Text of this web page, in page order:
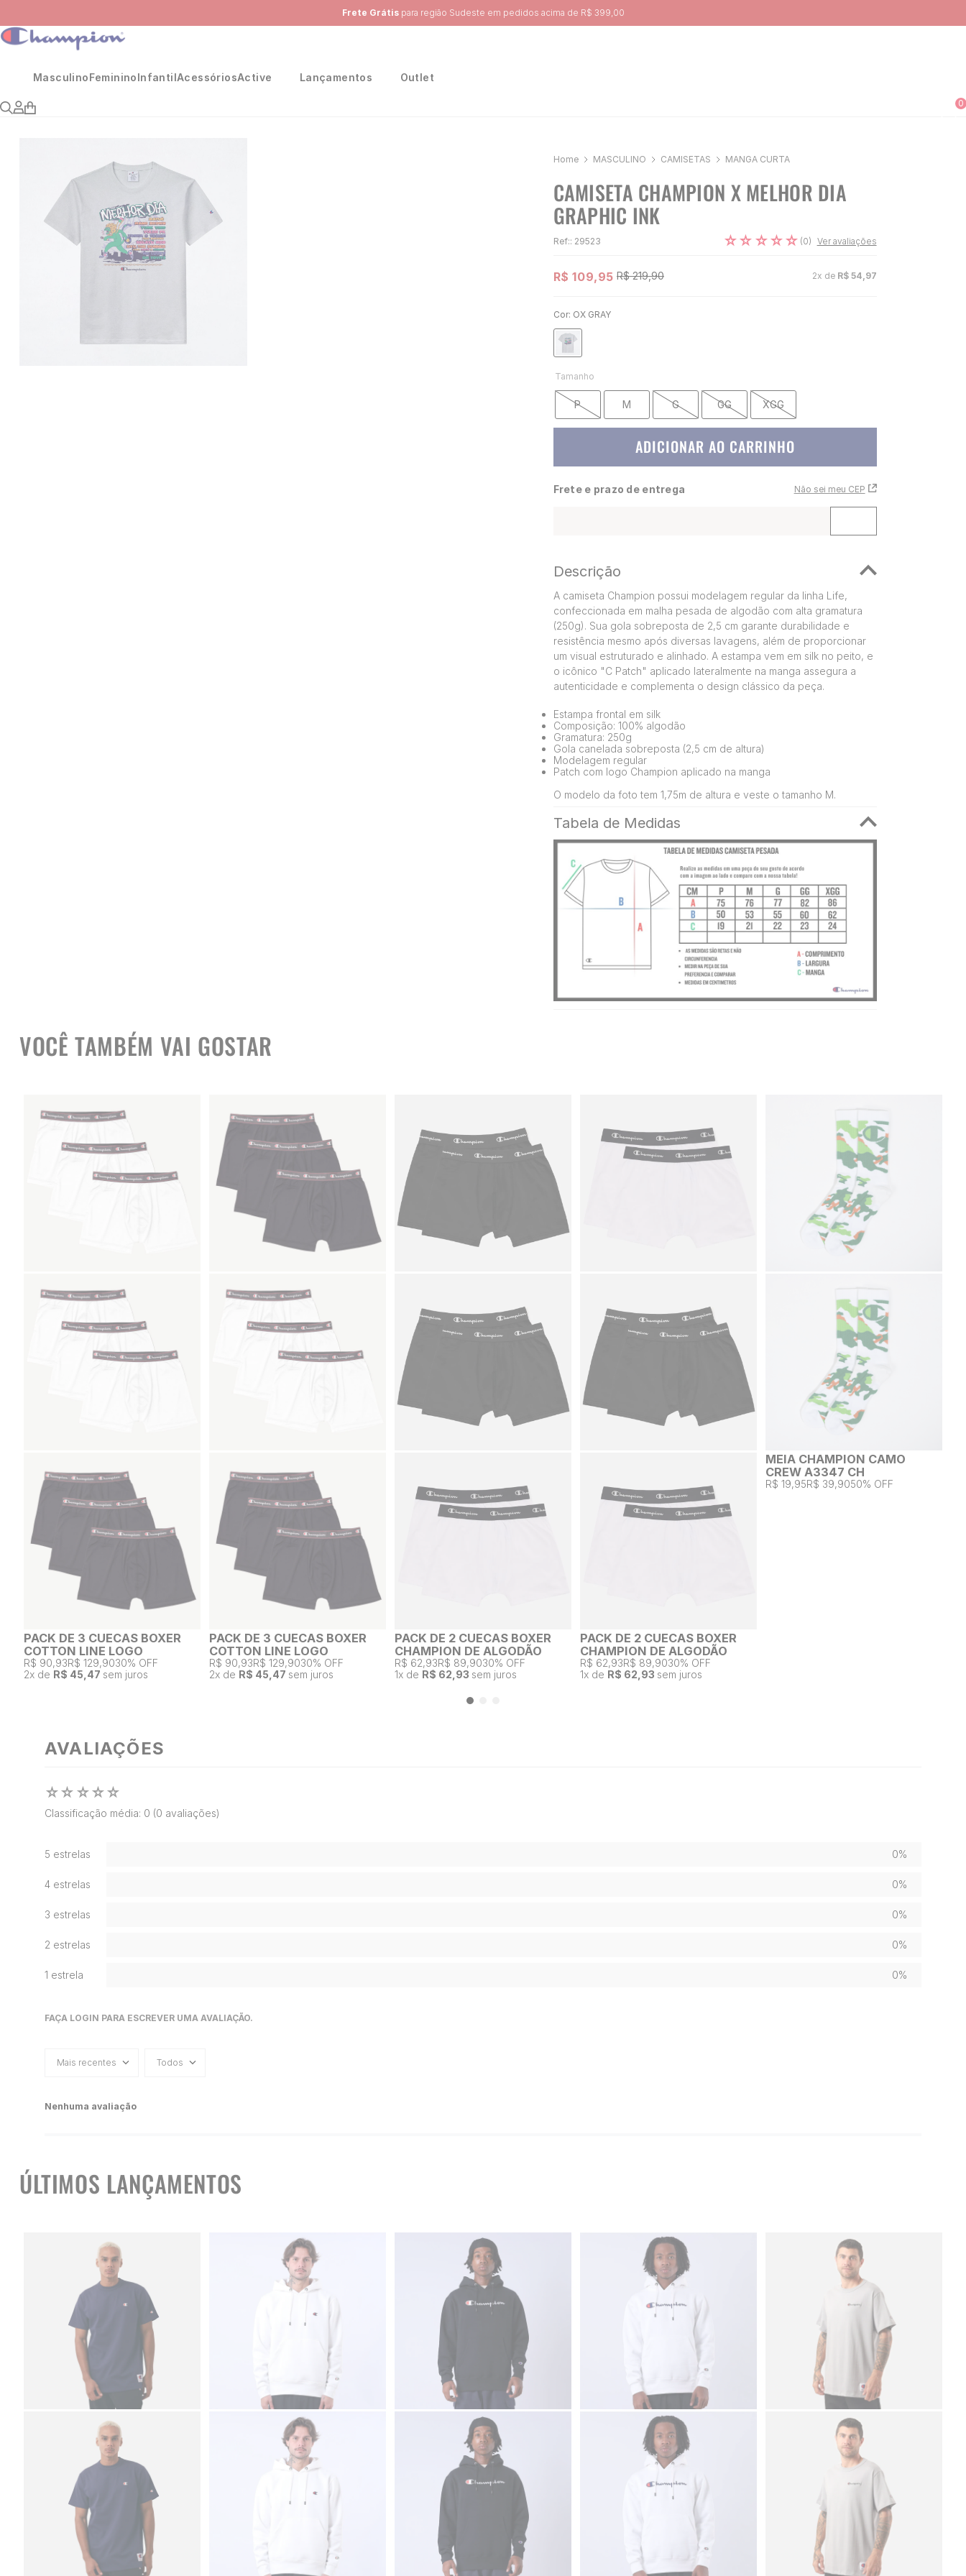
Ganhe 10% na primeira compra, utilizando o cupom: PRIMEIRA10
MasculinoFemininoInfantilAcessóriosActive Lançamentos Outlet
0
MASCULINO CAMISETAS MANGA CURTA
CAMISETA CHAMPION X MELHOR DIA
GRAPHIC INK
Ref:: 29523 ☆☆ ☆☆☆ (0) Ver avaliações
R$ 109,95 R$ 219,90 2x de R$ 54 97
Cor: OX GRAY
Tamanho
P M G GG XGG
ADICIONAR AO CARRINHO
Frete e prazo de entrega Não sei meu CEP
Descrição
A camiseta Champion possui modelagem regular da linha Life,
confeccionada em malha pesada de algodão com alta gramatura
(250g). Sua gola sobreposta de 2,5 cm garante durabilidade e
resistência mesmo após diversas lavagens, além de proporcionar
um visual estruturado e alinhado. A estampa vem em silk no peito, e
o icônico "C Patch" aplicado lateralmente na manga assegura a
autenticidade e complementa o design clássico da peça.
Estampa frontal em silk
Composição: 100% algodão
Gramatura: 250g
Gola canelada sobreposta (2,5 cm de altura)
Modelagem regular
Patch com logo Champion aplicado na manga
O modelo da foto tem 1,75m de altura e veste o tamanho M.
Tabela de Medidas
VOCÊ TAMBÉM VAI GOSTAR
PACK DE 3 CUECAS BOXER
COTTON LINE LOGO
R$ 90,93R$ 129,9030% OFF
2x de R$ 45,47 sem juros
PACK DE 3 CUECAS BOXER
COTTON LINE LOGO
R$ 90,93R$ 129,9030% OFF
2x de R$ 45,47 sem juros
PACK DE 2 CUECAS BOXER
CHAMPION DE ALGODÃO
R$ 62,93R$ 89,9030% OFF
1x de R$ 62,93 sem juros
PACK DE 2 CUECAS BOXER
CHAMPION DE ALGODÃO
R$ 62,93R$ 89,9030% OFF
1x de R$ 62,93 sem juros
MEIA CHAMPION CAMO
CREW A3347 CH
R$ 19,95R$ 39,9050% OFF
AVALIAÇÕES
☆☆ ☆☆☆
Classificação média: 0 (0 avaliações)
5 estrelas 0%
4 estrelas 0%
3 estrelas 0%
2 estrelas 0%
1 estrela 0%
FAÇA LOGIN PARA ESCREVER UMA AVALIAÇÃO.
Mais recentes Todos
Nenhuma avaliação
ÚLTIMOS LANÇAMENTOS